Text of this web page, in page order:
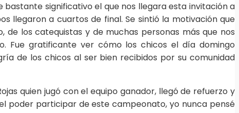
bastante significativo el que nos llegara esta invitación a
llegaron a cuartos de final. Se sintió la motivación que
los catequistas y de muchas personas más que nos
Fue gratificante ver cómo los chicos el día domingo
de los chicos al ser bien recibidos por su comunidad
quien jugó con el equipo ganador, llegó de refuerzo y
poder participar de este campeonato, yo nunca pensé